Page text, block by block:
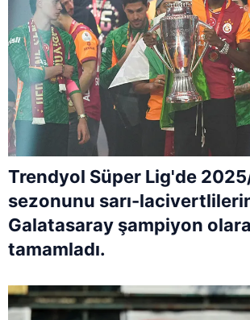
Trendyol Süper Lig'de
sezonunu sarı-
Galatasaray şampiyon
tamamladı.